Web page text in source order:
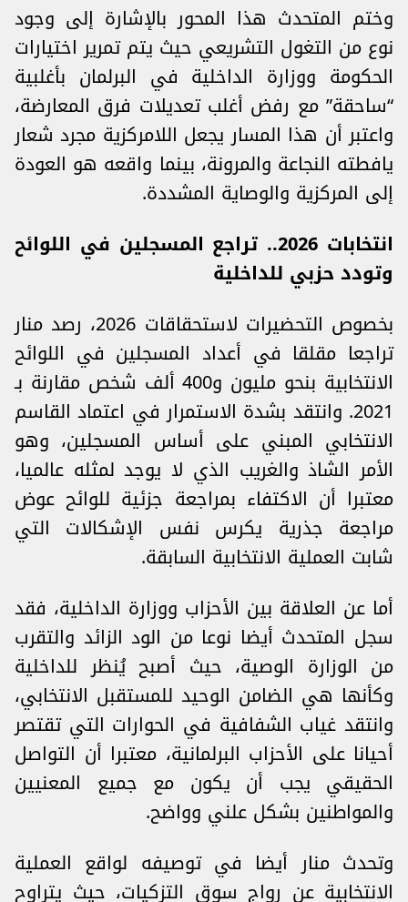
وختم المتحدث هذا المحور بالإشارة إلى وجود
نوع من ‌‎‎التغول التشريعي‎ حيث يتم تمرير اختيارات
الحكومة ووزارة ‏الداخلية في البرلمان بأغلبية
“ساحقة” مع رفض أغلب تعديلات فرق المعارضة،
‎واعتبر أن هذا المسار ‏يجعل اللامركزية مجرد شعار
يافطته النجاعة والمرونة، بينما واقعه هو العودة
إلى المركزية والوصاية ‏المشددة.
انتخابات 2026.. تراجع المسجلين في اللوائح
وتودد حزبي للداخلية
بخصوص التحضيرات لاستحقاقات 2026، رصد منار
تراجعا مقلقا في أعداد المسجلين في اللوائح
‏الانتخابية بنحو مليون و400 ألف شخص مقارنة بـ
2021. وانتقد بشدة الاستمرار في اعتماد القاسم
‏الانتخابي ‎المبني على أساس المسجلين، وهو
الأمر الشاذ والغريب الذي لا يوجد ‏لمثله عالميا،
معتبرا أن الاكتفاء بمراجعة جزئية للوائح عوض
‏مراجعة جذرية يكرس نفس الإشكالات التي
شابت العملية الانتخابية السابقة.
أما عن العلاقة بين الأحزاب ووزارة الداخلية، فقد
سجل المتحدث أيضا نوعا من الود الزائد والتقرب
من ‏الوزارة الوصية، حيث أصبح يُنظر للداخلية
وكأنها هي الضامن الوحيد للمستقبل الانتخابي،
وانتقد غياب ‏الشفافية في الحوارات التي تقتصر
أحيانا على الأحزاب البرلمانية، معتبرا أن التواصل
الحقيقي يجب أن ‏يكون مع جميع المعنيين
والمواطنين بشكل علني وواضح.
وتحدث منار أيضا في توصيفه لواقع العملية
الانتخابية عن رواج ‌‎‎سوق التزكيات‎، حيث يتراوح